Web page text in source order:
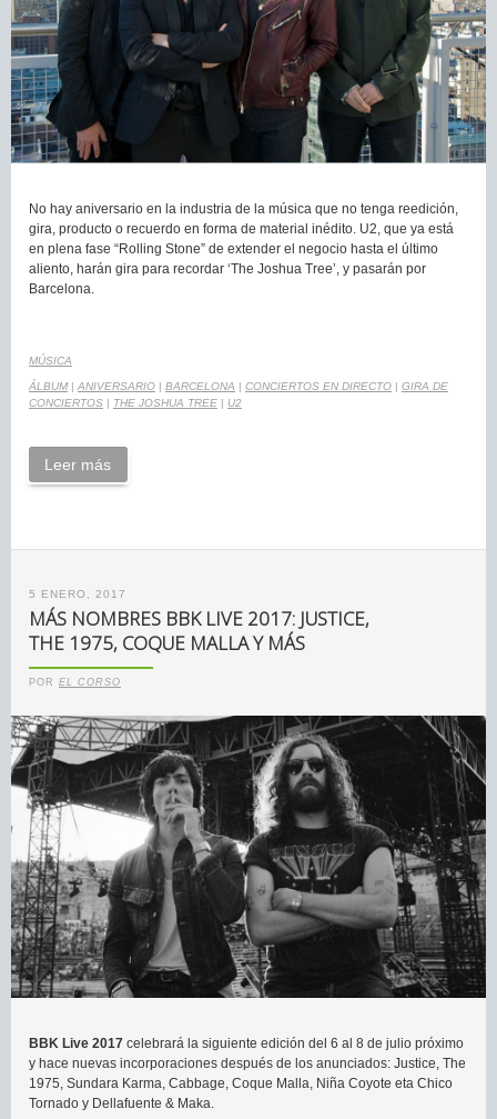
No hay aniversario en la industria de la música que no tenga reedición,
gira, producto o recuerdo en forma de material inédito. U2, que ya está
en plena fase “Rolling Stone” de extender el negocio hasta el último
aliento, harán gira para recordar ‘The Joshua Tree’, y pasarán por
Barcelona.
MÚSICA
ÁLBUM | ANIVERSARIO | BARCELONA | CONCIERTOS EN DIRECTO | GIRA DE
CONCIERTOS | THE JOSHUA TREE | U2
Leer más
5 ENERO, 2017
MÁS NOMBRES BBK LIVE 2017: JUSTICE,
THE 1975, COQUE MALLA Y MÁS
POR EL CORSO
BBK Live 2017 celebrará la siguiente edición del 6 al 8 de julio próximo
y hace nuevas incorporaciones después de los anunciados: Justice, The
1975, Sundara Karma, Cabbage, Coque Malla, Niña Coyote eta Chico
Tornado y Dellafuente & Maka.